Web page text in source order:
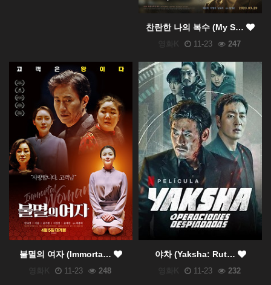
찬란한 나의 복수 (My S…
11-23 247
불멸의 여자 (Immorta…
11-23 248
야차 (Yaksha: Rut…
11-23 232